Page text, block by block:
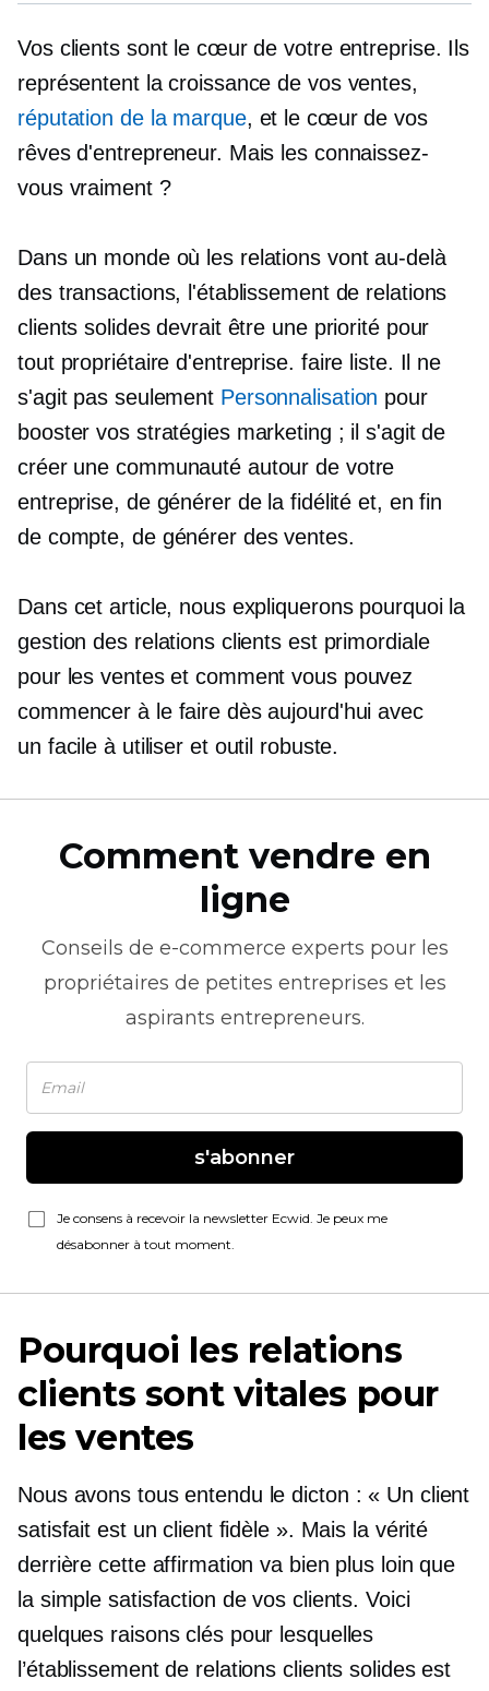
Vos clients sont le cœur de votre entreprise. Ils
représentent la croissance de vos ventes,
réputation de la marque, et le cœur de vos
rêves d'entrepreneur. Mais les connaissez-
vous vraiment ?
Dans un monde où les relations vont au-delà
des transactions, l'établissement de relations
clients solides devrait être une priorité pour
tout propriétaire d'entreprise. faire liste. Il ne
s'agit pas seulement Personnalisation pour
booster vos stratégies marketing ; il s'agit de
créer une communauté autour de votre
entreprise, de générer de la fidélité et, en fin
de compte, de générer des ventes.
Dans cet article, nous expliquerons pourquoi la
gestion des relations clients est primordiale
pour les ventes et comment vous pouvez
commencer à le faire dès aujourd'hui avec
un facile à utiliser et outil robuste.
Comment vendre en
ligne
Conseils de e-commerce experts pour les
propriétaires de petites entreprises et les
aspirants entrepreneurs.
s'abonner
Je consens à recevoir la newsletter Ecwid. Je peux me
désabonner à tout moment.
Pourquoi les relations
clients sont vitales pour
les ventes
Nous avons tous entendu le dicton : « Un client
satisfait est un client fidèle ». Mais la vérité
derrière cette affirmation va bien plus loin que
la simple satisfaction de vos clients. Voici
quelques raisons clés pour lesquelles
l’établissement de relations clients solides est